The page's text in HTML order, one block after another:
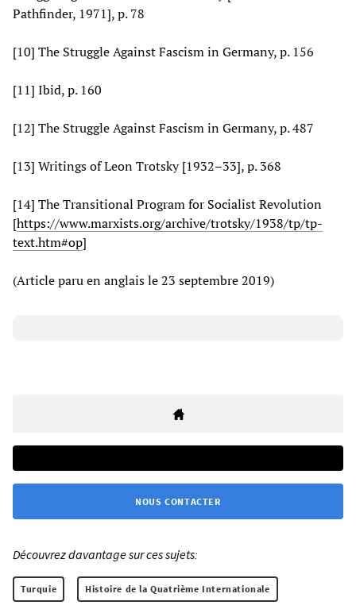
Pathfinder, 1971], p. 78
[10] The Struggle Against Fascism in Germany, p. 156
[11] Ibid, p. 160
[12] The Struggle Against Fascism in Germany, p. 487
[13] Writings of Leon Trotsky [1932–33], p. 368
[14] The Transitional Program for Socialist Revolution
[https://www.marxists.org/archive/trotsky/1938/tp/tp-
text.htm#op]
(Article paru en anglais le 23 septembre 2019)
NOUS CONTACTER
Découvrez davantage sur ces sujets:
Turquie Histoire de la Quatrième Internationale